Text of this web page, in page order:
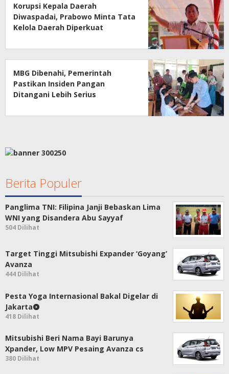
Korupsi Kepala Daerah
Diwaspadai, Prabowo Minta Tata
Kelola Daerah Diperkuat
MBG Dibenahi, Pemerintah
Pastikan Insiden Pangan
Ditangani Lebih Serius
Berita Populer
Panglima TNI: Filipina Janji Bebaskan Lima
WNI yang Disandera Abu Sayyaf
504 Dilihat
Target Tinggi Mitsubishi Expander ‘Goyang’
Avanza
444 Dilihat
Pesta Yoga Internasional Bakal Digelar di
Jakarta
418 Dilihat
Mitsubishi Beri Nama Bayi Barunya
Xpander, Low MPV Pesaing Avanza cs
380 Dilihat